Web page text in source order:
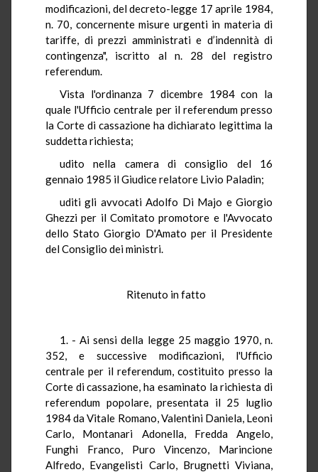
modificazioni, del decreto-legge 17 aprile 1984,
n. 70, concernente misure urgenti in materia di
tariffe, di prezzi amministrati e d’indennità di
contingenza", iscritto al n. 28 del registro
referendum.
Vista l'ordinanza 7 dicembre 1984 con la
quale l'Ufficio centrale per il referendum presso
la Corte di cassazione ha dichiarato legittima la
suddetta richiesta;
udito nella camera di consiglio del 16
gennaio 1985 il Giudice relatore Livio Paladin;
uditi gli avvocati Adolfo Di Majo e Giorgio
Ghezzi per il Comitato promotore e l'Avvocato
dello Stato Giorgio D'Amato per il Presidente
del Consiglio dei ministri.
Ritenuto in fatto
1. - Ai sensi della legge 25 maggio 1970, n.
352, e successive modificazioni, l'Ufficio
centrale per il referendum, costituito presso la
Corte di cassazione, ha esaminato la richiesta di
referendum popolare, presentata il 25 luglio
1984 da Vitale Romano, Valentini Daniela, Leoni
Carlo, Montanari Adonella, Fredda Angelo,
Funghi Franco, Puro Vincenzo, Marincione
Alfredo, Evangelisti Carlo, Brugnetti Viviana,